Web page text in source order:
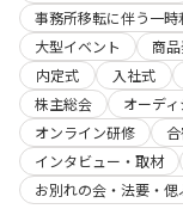
事務所移転に伴う一時
大型イベント
商
内定式
入社式
株主総会
オーデ
オンライン研修
インタビュー・取材
お別れの会・法要・偲